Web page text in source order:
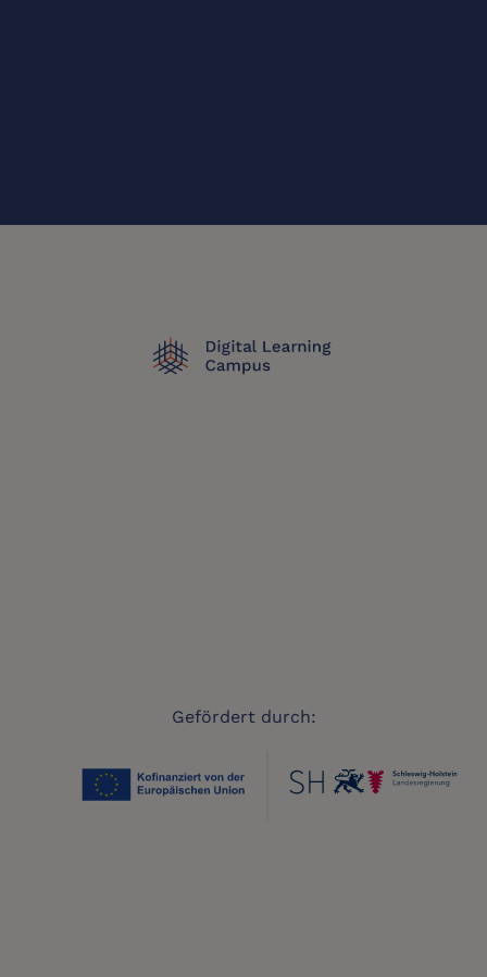
Gefördert durch: